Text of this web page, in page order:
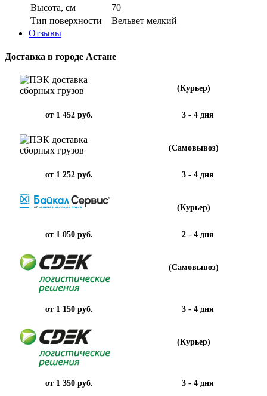
Высота, см
70
Тип поверхности
Вельвет мелкий
Отзывы
Доставка в городе Астане
(Курьер)
от 1 452 руб. 3 - 4 дня
(Самовывоз)
от 1 252 руб. 3 - 4 дня
(Курьер)
от 1 050 руб. 2 - 4 дня
(Самовывоз)
от 1 150 руб. 3 - 4 дня
(Курьер)
от 1 350 руб. 3 - 4 дня